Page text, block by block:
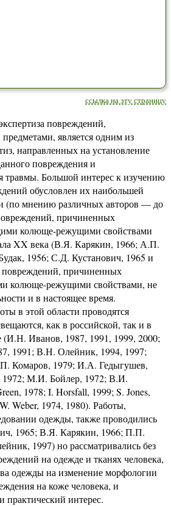
ссылка на эту страницу
повреждений,
является одним из
направленных на установление
повреждения и
травмы. Большой интерес к изучению
обусловлен их наибольшей
(по мнению различных авторов — до
причиненных
колюще-режущими свойствами
XX века (В.Я. Карякин, 1966; А.П.
1956; С.Д. Кустанович, 1965 и
повреждений, причиненных
колюще-режущими свойствами, не
и в настоящее время.
в этой области проводятся
как в российской, так и в
(И.Н. Иванов, 1987, 1991, 1999, 2000;
1991; В.Н. Олейник, 1994, 1997;
Комаров, 1979; И.А. Гедыгушев,
1972; М.И. Бойлер, 1972; В.И.
1978; I. Horsfall, 1999; S. Jones,
Weber, 1974, 1980). Работы,
одежды, также проводились
1965; В.Я. Карякин, 1966; П.П.
1997) но рассматривались без
на одежде и тканях человека,
одежды на изменение морфологии
на коже человека, и
практический интерес.